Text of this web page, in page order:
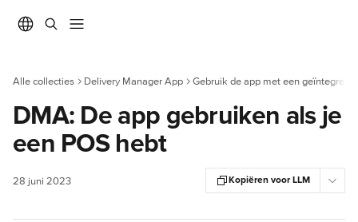
Alle collecties Delivery Manager App Gebruik de app met een
DMA: De app gebruiken als je
een POS hebt
28 juni 2023 Kopiëren voor LLM